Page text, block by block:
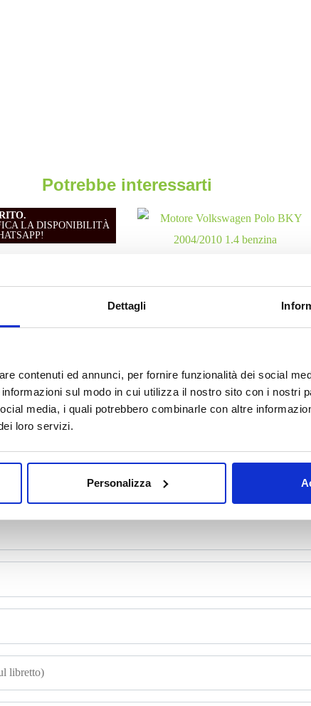
Dettagli
contenuti ed annunci, per fornire funzionalità dei social
sul modo in cui utilizza il nostro sito con i nostri
media, i quali potrebbero combinarle con altre
loro servizi.
Personalizza
Potrebbe interessarti
LA DISPONIBILITÀ
€
Da 300.00€